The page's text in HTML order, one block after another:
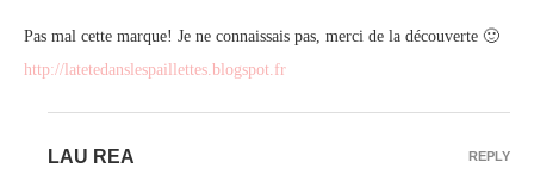
Pas mal cette marque! Je ne connaissais pas, merci de la découverte 🙂
http://latetedanslespaillettes.blogspot.fr
LAU REA REPLY